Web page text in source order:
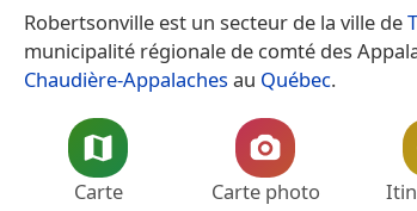
Robertsonville est un secteur de la ville de
municipalité régionale de comté des
Chaudière-Appalachesau Québec.
Carte Carte photo